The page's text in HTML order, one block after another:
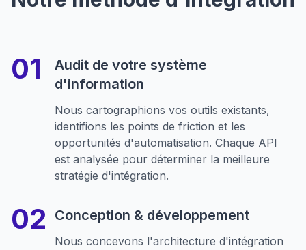
Audit de votre système
d'information
Nous cartographions vos outils existants,
identifions les points de friction et les
opportunités d'automatisation. Chaque API
est analysée pour déterminer la meilleure
stratégie d'intégration.
Conception & développement
Nous concevons l'architecture d'intégration